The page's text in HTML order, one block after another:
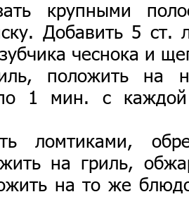
крупными
Добавить 5 ст.
чеснока и
положить на
1 мин. с
ломтиками,
на гриль,
на то же